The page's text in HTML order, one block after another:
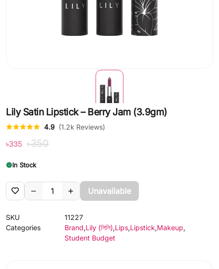
Lily Satin Lipstick – Berry Jam (3.9gm)
4.9 (1.2k Reviews)
৳335 ৳350
In Stock
Unavailable
SKU
11227
Categories
Brand,Lily (লিলি),Lips,Lipstick,Makeup,
Student Budget